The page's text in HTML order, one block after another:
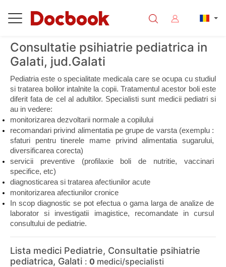
Consultatie psihiatrie pediatrica in
Galati, jud.Galati
Pediatria este o specialitate medicala care se ocupa cu studiul
si tratarea bolilor intalnite la copii. Tratamentul acestor boli este
diferit fata de cel al adultilor. Specialisti sunt medicii pediatri si
au in vedere:
monitorizarea dezvoltarii normale a copilului
recomandari privind alimentatia pe grupe de varsta (exemplu :
sfaturi pentru tinerele mame privind alimentatia sugarului,
diversificarea corecta)
servicii preventive (profilaxie boli de nutritie, vaccinari
specifice, etc)
diagnosticarea si tratarea afectiunilor acute
monitorizarea afectiunilor cronice
In scop diagnostic se pot efectua o gama larga de analize de
laborator si investigatii imagistice, recomandate in cursul
consultului de pediatrie.
Lista medici Pediatrie, Consultatie psihiatrie
pediatrica, Galati : 0 medici/specialisti